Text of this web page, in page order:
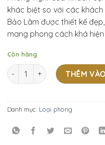
khác biệt so với các
Bảo Lâm được thiết kế
mang phong cách khá
Còn hàng
Phòng Vip số lượngTHÊM
Danh mục: Loại phòng